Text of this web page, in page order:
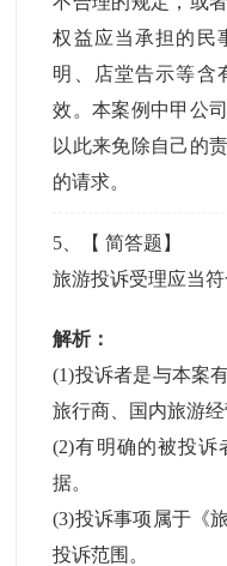
权益应当承担的民
明、店堂告示等含
效。本案例中甲公
以此来免除自己的
的请求。
5 、【简答题 】
旅游投诉受理应当
解析：
(1)投诉者是与本案
旅行商、国内旅游经
(2)有明确的被投诉
据。
(3)投诉事项属于《
投诉范围。